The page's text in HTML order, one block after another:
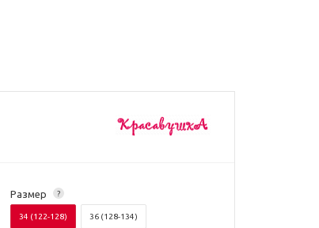
?
Размер
34 (122-128) 36 (128-134)